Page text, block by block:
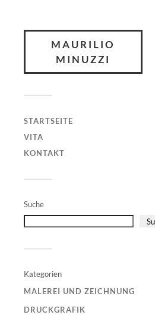
MAURILIO
MINUZZI
STARTSEITE
VITA
KONTAKT
Suche
Kategorien
MALEREI UND ZEICHNUNG
DRUCKGRAFIK